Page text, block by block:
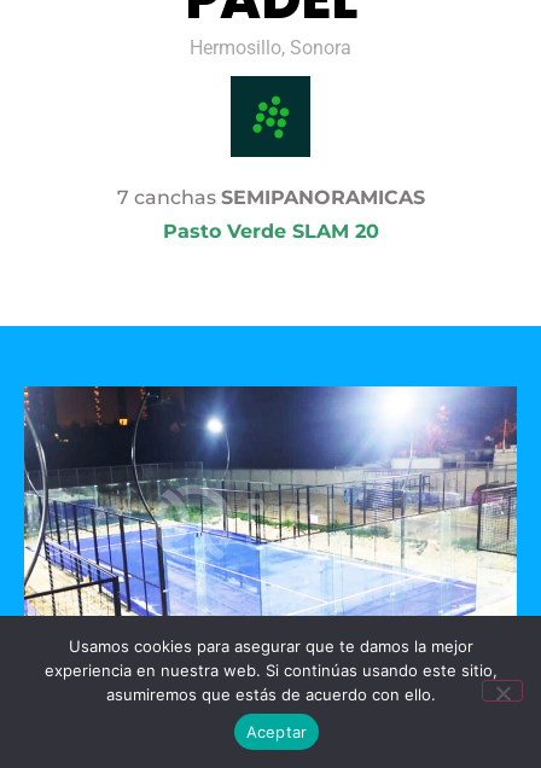
Hermosillo, Sonora
7 canchas SEMIPANORAMICAS
Pasto Verde SLAM 20
GO PADEL
Usamos cookies para asegurar que te damos la mejor
experiencia en nuestra web. Si continúas usando este sitio,
asumiremos que estás de acuerdo con ello.
Aceptar